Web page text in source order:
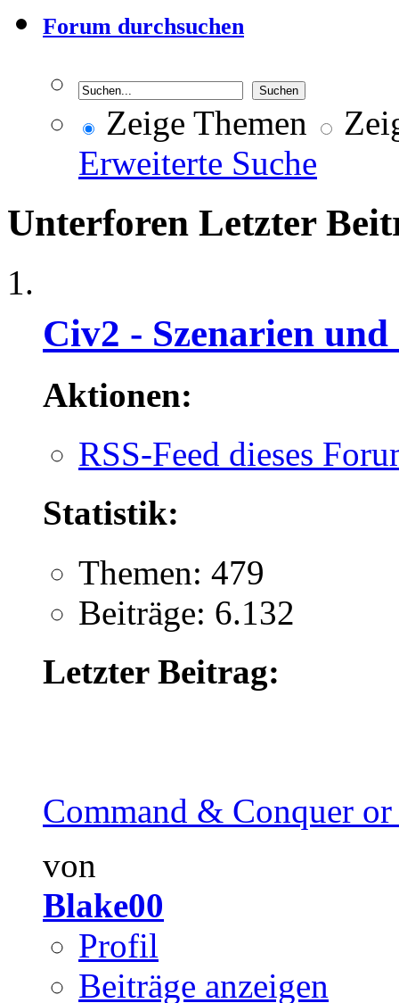
Forum durchsuchen
Zeige Themen
Erweiterte Suche
Unterforen Letzter
Civ2 - Szenarien
Aktionen:
RSS-Feed dieses
Statistik:
Themen: 479
Beiträge: 6.132
Letzter Beitrag:
Command & Conquer or
von
Blake00
Profil
Beiträge anzeigen